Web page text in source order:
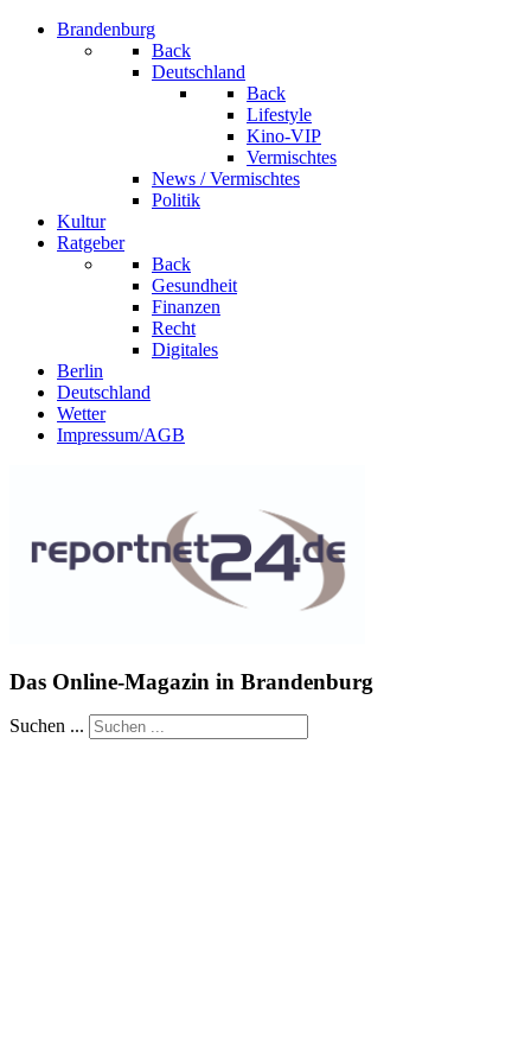
Brandenburg
Back
Deutschland
Back
Lifestyle
Kino-VIP
Vermischtes
News / Vermischtes
Politik
Kultur
Ratgeber
Back
Gesundheit
Finanzen
Recht
Digitales
Berlin
Deutschland
Wetter
Impressum/AGB
Das Online-Magazin in Brandenburg
Suchen ...